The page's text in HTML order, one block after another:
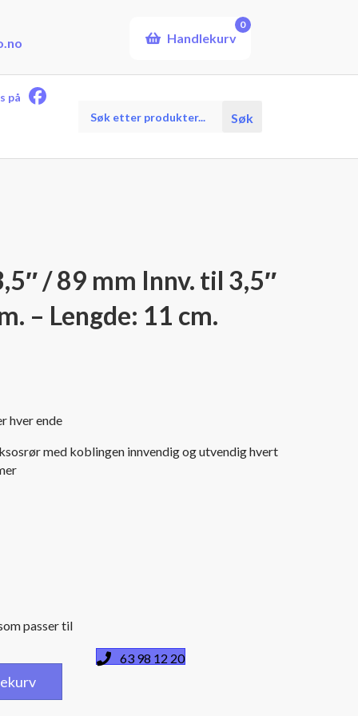
Handlekurv
0
på
search
Søk
/ 89 mm Innv. til 3,5″
– Lengde: 11 cm.
hver ende
med koblingen innvendig og utvendig hvert
passer til
63 98 12 20